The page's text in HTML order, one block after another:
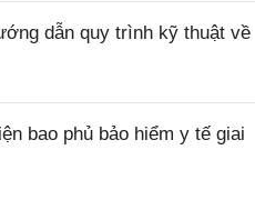
dẫn quy trình kỹ thuật về
bao phủ bảo hiểm y tế giai